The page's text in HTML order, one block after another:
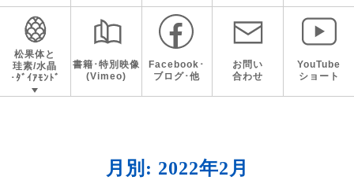
松果体と
珪素/水晶
･ﾀﾞｲｱﾓﾝﾄﾞ
書籍･特別映像
(Vimeo)
Facebook･
ブログ･他
お問い
合わせ
YouTube
ショート
月別: 2022年2月